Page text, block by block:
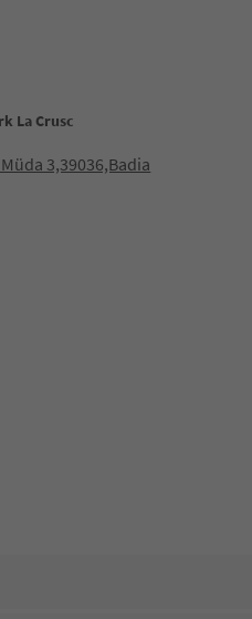
La Crusc
3,39036,Badia